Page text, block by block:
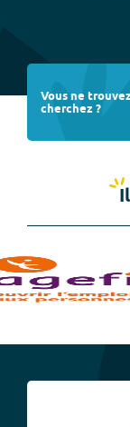
Vous ne
cherchez ?